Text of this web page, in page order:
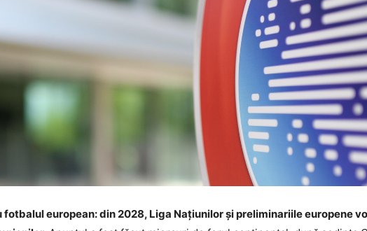
european: din 2028, Liga Națiunilor și preliminariile europene